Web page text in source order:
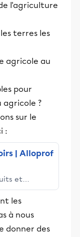
l'agriculture
terres les
agricole au
pour
agricole ?
sur le
:
| Alloprof
et
les élèves
les
à nous
donner des